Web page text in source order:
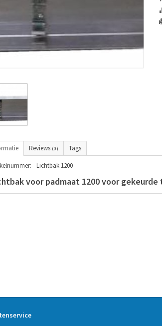
Reviews (0) Tags
Lichtbak 1200
voor padmaat 1200 voor gekeurde